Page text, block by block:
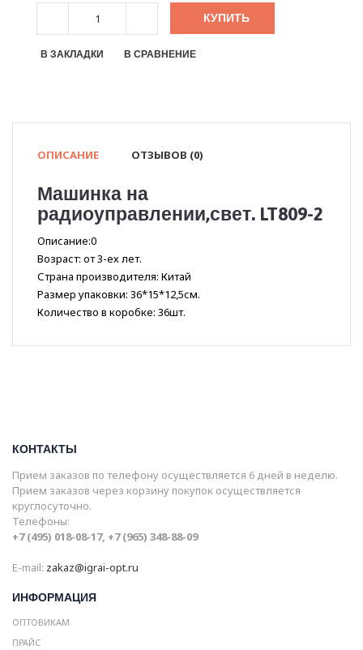
КУПИТЬ
В ЗАКЛАДКИ В СРАВНЕНИЕ
ОПИСАНИЕ ОТЗЫВОВ (0)
Машинка на
радиоуправлении,свет. LT809-2
Описание:0
Возраст: от 3-ех лет.
Страна производителя: Китай
Размер упаковки: 36*15*12,5см.
Количество в коробке: 36шт.
КОНТАКТЫ
Прием заказов по телефону осуществляется 6 дней в неделю.
Прием заказов через корзину покупок осуществляется
круглосуточно.
Телефоны:
+7 (495) 018-08-17, +7 (965) 348-88-09
E-mail: zakaz@igrai-opt.ru
ИНФОРМАЦИЯ
ОПТОВИКАМ
ПРАЙС